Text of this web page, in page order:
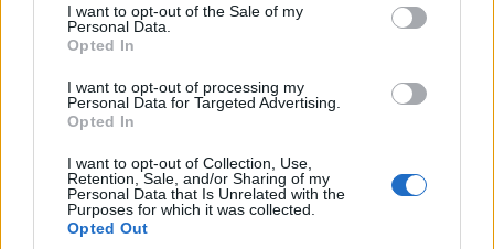
I want to opt-out of the Sale of my
Personal Data.
Opted In
I want to opt-out of processing my
Personal Data for Targeted Advertising.
Opted In
I want to opt-out of Collection, Use,
Retention, Sale, and/or Sharing of my
Personal Data that Is Unrelated with the
Purposes for which it was collected.
Opted Out
ultrasessantenne tutto casa, famiglia e sacro
pubblico, quizzetti, pacchi e festival, quando si
scopre o si insinua che vuoi fare la forca all’ex
manager, che vuoi imporre alla Rai, dunque a tutti
i cittadini, pure tua moglie e magari i tuoi figli.
Qui si potrebbe accennare anche a un altro